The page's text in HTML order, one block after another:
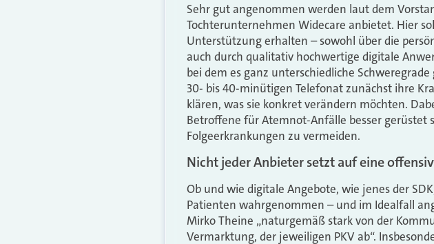
Sehr gut angenommen werden laut dem
Tochterunternehmen Widecare anbietet. Hier
Unterstützung erhalten – sowohl über die
auch durch qualitativ hochwertige digitale
bei dem es ganz unterschiedliche
30-­ bis 40-­minütigen Telefonat zunächst ihre
klären, was sie konkret verändern möchten.
Betroffene für Atemnot­-Anfälle besser gerüstet
Folgeerkrankungen zu vermeiden.
Nicht jeder Anbieter setzt auf eine
Ob und wie digitale Angebote, wie jenes der
Patienten wahrgenommen – und im Idealfall
Mirko Theine „naturgemäß stark von der
Vermarktung, der jeweiligen PKV ab“.